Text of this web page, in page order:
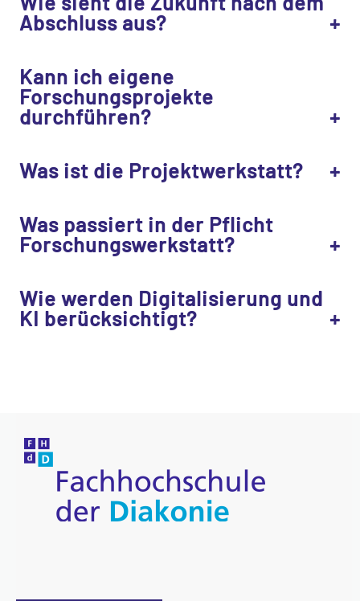
Abschluss aus?
Kann ich eigene
Forschungsprojekte
durchführen?
Was ist die Projektwerkstatt?
Was passiert in der Pflicht
Forschungswerkstatt?
Wie werden Digitalisierung und
KI berücksichtigt?